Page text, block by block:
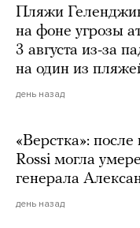
Пляжи
на фоне угрозы
3 августа из-за
на один из
день назад
«Верстка»:
Rossi могла
генерала
день назад